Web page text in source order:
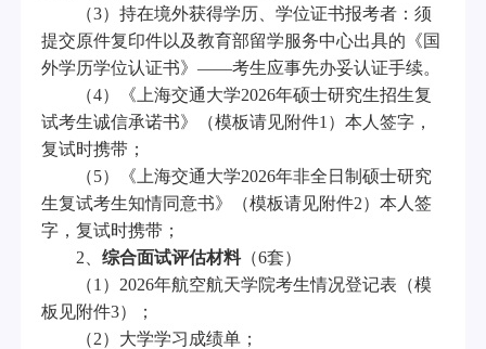
（3）持在境外获得学历、学位证书报考者：须
提交原件复印件以及教育部留学服务中心出具的《国
外学历学位认证书》 ——考生应事先办妥认证手续。
（4）《上海交通大学2026年硕士研究生招生复
试考生诚信承诺书》（模板请见附件1 ）本人签字，
复试时携带；
（5）《上海交通大学2026年非全日制硕士研究
生复试考生知情同意书》（模板请见附件2）本人签
字，复试时携带；
2
综合面试评估材料（6套）
（1 ） 2026年航空航天学院考生情况登记表（模
板见附件3）；
（2）大学学习成绩单；